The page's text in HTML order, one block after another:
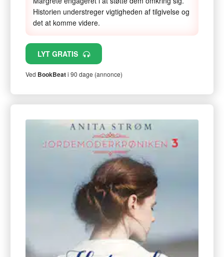
Historien understreger vigtigheden af tilgivelse og
det at komme videre.
LYT GRATIS
Ved BookBeati 90 dage (annonce)